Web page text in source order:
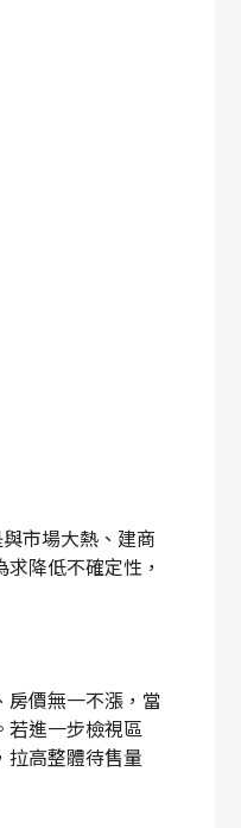
市場大熱、建商
降低不確定性，
房價無一不漲，當
若進一步檢視區
拉高整體待售量